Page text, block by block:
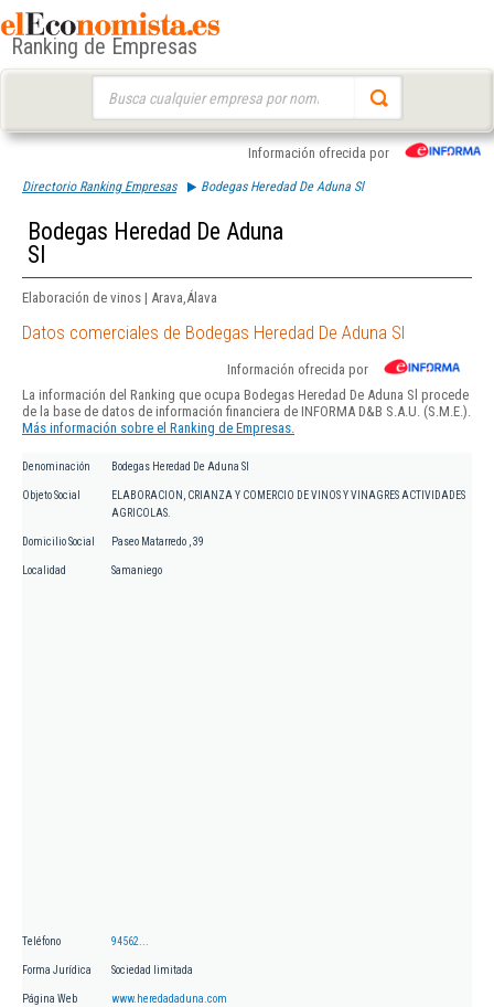
Ranking de Empresas
Información ofrecida por
Directorio Ranking Empresas Bodegas Heredad De Aduna Sl
Bodegas Heredad De Aduna
Sl
Elaboración de vinos | Arava,Álava
Datos comerciales de Bodegas Heredad De Aduna Sl
Información ofrecida por
La información del Ranking que ocupa Bodegas Heredad De Aduna Sl procede
de la base de datos de información financiera de INFORMA D&B S.A.U. (S.M.E.).
Más información sobre el Ranking de Empresas.
Denominación Bodegas Heredad De Aduna Sl
Objeto Social
ELABORACION, CRIANZA Y COMERCIO DE VINOS Y VINAGRES ACTIVIDADES
AGRICOLAS.
Domicilio Social Paseo Matarredo , 39
Localidad Samaniego
Teléfono 94562...
Forma Jurídica Sociedad limitada
Página Web www.heredadaduna.com